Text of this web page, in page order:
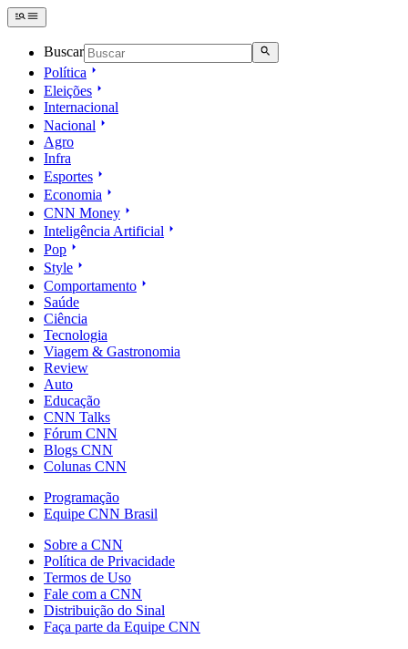
Buscar
Política
Eleições
Internacional
Nacional
Agro
Infra
Esportes
Economia
CNN Money
Inteligência Artificial
Pop
Style
Comportamento
Saúde
Ciência
Tecnologia
Viagem & Gastronomia
Review
Auto
Educação
CNN Talks
Fórum CNN
Blogs CNN
Colunas CNN
Programação
Equipe CNN Brasil
Sobre a CNN
Política de Privacidade
Termos de Uso
Fale com a CNN
Distribuição do Sinal
Faça parte da Equipe CNN